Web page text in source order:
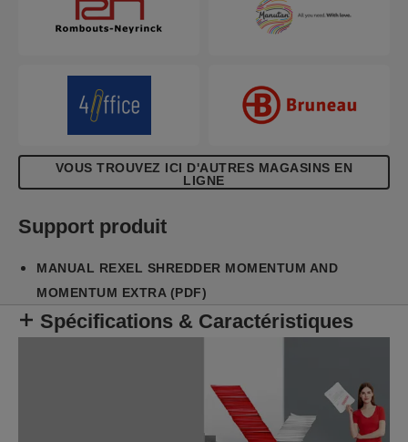
un fonctionnement en continu. Il n'est pas
nécessaire d'alimenter manuellement le papier, ni
et cartes de crédit en toute sécurité grâce à une
fente d'alimentation séparée.
VOUS TROUVEZ ICI D'AUTRES MAGASINS EN
LIGNE
Support produit
MANUAL REXEL SHREDDER MOMENTUM AND
MOMENTUM EXTRA (PDF)
Spécifications & Caractéristiques